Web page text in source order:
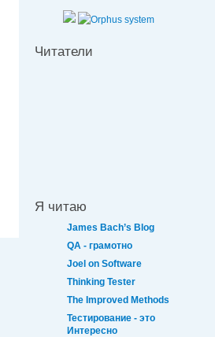
Читатели
Я читаю
James Bach’s Blog
QA - грамотно
Joel on Software
Thinking Tester
The Improved Methods
Тестирование - это
Интересно